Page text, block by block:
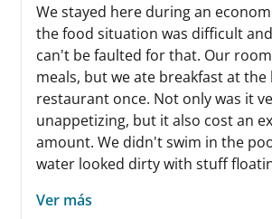
We stayed here during an
the food situation was difficult
can't be faulted for that. Our
meals, but we ate breakfast at the
restaurant once. Not only was it
unappetizing, but it also cost an
amount. We didn't swim in the
water looked dirty with stuff
Ver más